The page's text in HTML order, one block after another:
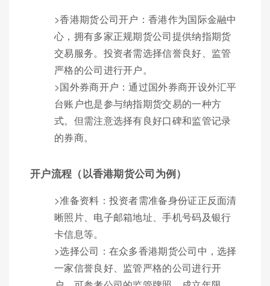
>香港期货公司开户：香港作为国际金融中
心，拥有多家正规期货公司提供纳指期货
交易服务。投资者需选择信誉良好、监管
严格的公司进行开户。
>国外券商开户：通过国外券商开设外汇平
台账户也是参与纳指期货交易的一种方
式。但需注意选择有良好口碑和监管记录
的券商。
开户流程（以香港期货公司为例）
>准备资料：投资者需准备身份证正反面清
晰照片、电子邮箱地址、手机号码及银行
卡信息等。
>选择公司：在众多香港期货公司中，选择
一家信誉良好、监管严格的公司进行开